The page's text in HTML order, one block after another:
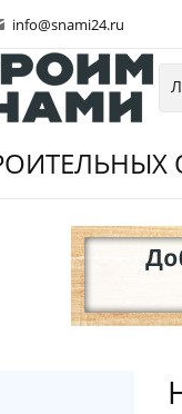
info@snami24.ru